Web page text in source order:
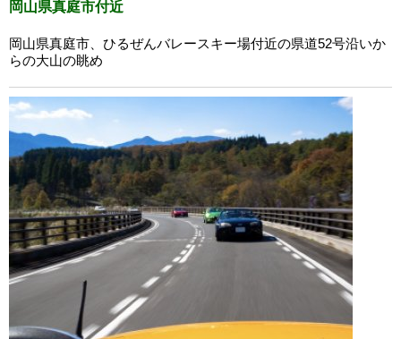
岡山県真庭市付近
岡山県真庭市、ひるぜんバレースキー場付近の県道52号沿いか
らの大山の眺め